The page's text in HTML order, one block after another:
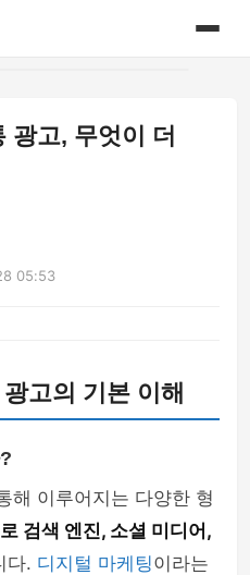
광고, 무엇이 더
05:53
고의 기본 이해
해 이루어지는 다양한 형
검색 엔진, 소셜 미디어,
다. 디지털 마케팅이라는